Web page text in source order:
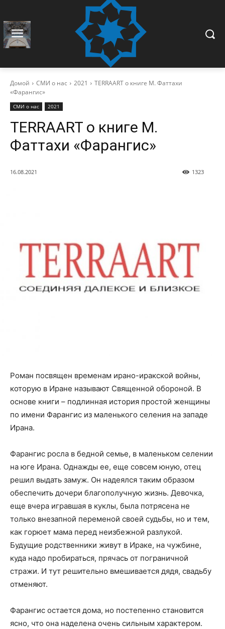
Домой СМИ о нас 2021
TERRAART о книге М. Фаттахи
«Фарангис»
СМИ о нас 2021
TERRAART о книге М.
Фаттахи «Фарангис»
16.08.2021 1323
Роман посвящен временам ирано-иракской войны,
которую в Иране называют Священной обороной. В
основе книги – подлинная история простой женщины
по имени Фарангис из маленького селения на западе
Ирана.
Фарангис росла в бедной семье, в маленьком селении
на юге Ирана. Однажды ее, еще совсем юную, отец
решил выдать замуж. Он надеялся таким образом
обеспечить дочери благополучную жизнь. Девочка,
еще вчера игравшая в куклы, была потрясена не
только внезапной переменой своей судьбы, но и тем,
как горюет мама перед неизбежной разлукой.
Будущие родственники живут в Ираке, на чужбине,
куда надо пробираться, прячась от пограничной
стражи. И тут решительно вмешивается дядя, свадьбу
отменяют.
Фарангис остается дома, но постепенно становится
ясно, что она наделена очень сильным характером.